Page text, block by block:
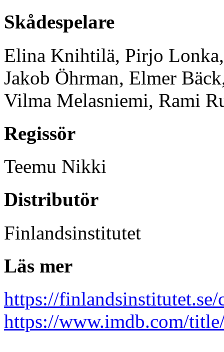
Skådespelare
Elina Knihtilä, Pirjo
Jakob Öhrman, Elmer
Vilma Melasniemi, Rami
Regissör
Teemu Nikki
Distributör
Finlandsinstitutet
Läs mer
https://
https://www.imdb.com/